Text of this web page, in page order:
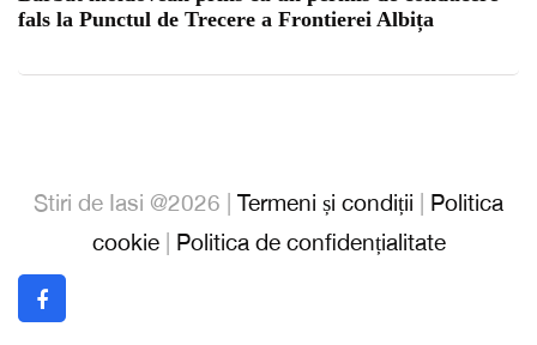
fals la Punctul de Trecere a Frontierei Albița
Stiri de Iasi @2026 | Termeni și condiții
Politica
cookie| Politica de confidențialitate